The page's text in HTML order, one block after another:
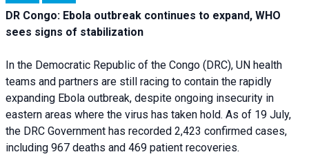
DR Congo: Ebola outbreak continues to expand, WHO
sees signs of stabilization
In the Democratic Republic of the Congo (DRC), UN health
teams and partners are still racing to contain the rapidly
expanding Ebola outbreak, despite ongoing insecurity in
eastern areas where the virus has taken hold. As of 19 July,
the DRC Government has recorded 2,423 confirmed cases,
including 967 deaths and 469 patient recoveries.